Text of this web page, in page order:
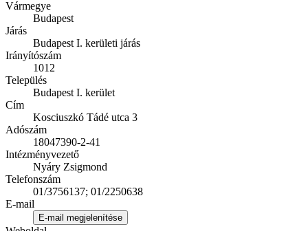
Vármegye
Budapest
Járás
Budapest I. kerületi járás
Irányítószám
1012
Település
Budapest I. kerület
Cím
Kosciuszkó Tádé utca 3
Adószám
18047390-2-41
Intézményvezető
Nyáry Zsigmond
Telefonszám
01/3756137; 01/2250638
E-mail
E-mail megjelenítése